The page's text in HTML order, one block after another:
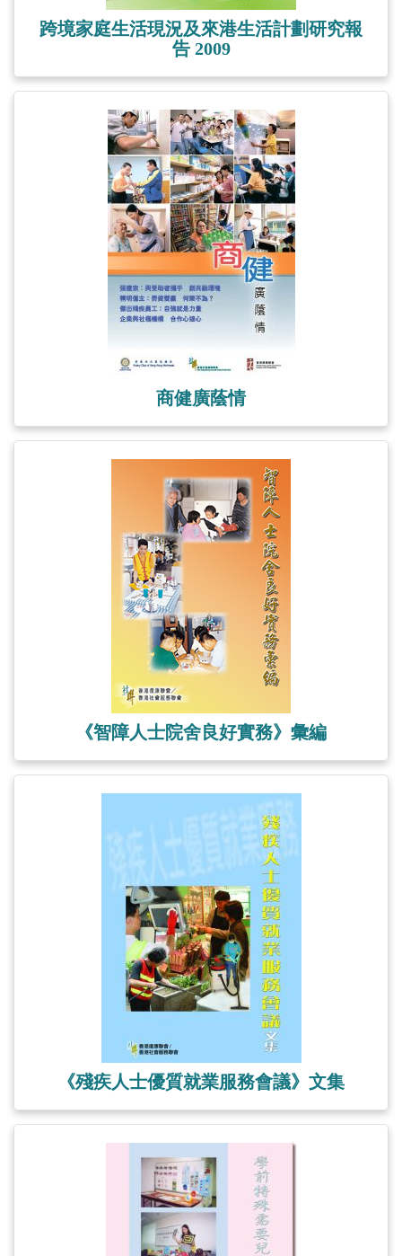
跨境家庭生活現況及來港生活計劃研究報
告 2009
商健廣蔭情
《智障人士院舍良好實務》彙編
《殘疾人士優質就業服務會議》文集